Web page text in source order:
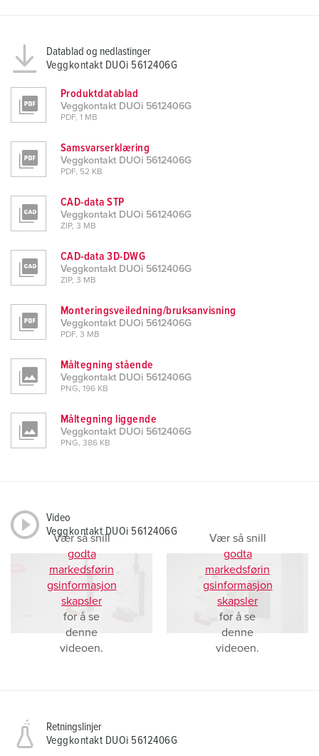
Datablad og nedlastinger
Veggkontakt DUOi 5612406G
Produktdatablad
Veggkontakt DUOi 5612406G
PDF, 1 MB
Samsvarserklæring
Veggkontakt DUOi 5612406G
PDF, 52 KB
CAD-data STP
Veggkontakt DUOi 5612406G
ZIP, 3 MB
CAD-data 3D-DWG
Veggkontakt DUOi 5612406G
ZIP, 3 MB
Monteringsveiledning/bruksanvisning
Veggkontakt DUOi 5612406G
PDF, 3 MB
Måltegning stående
Veggkontakt DUOi 5612406G
PNG, 196 KB
Måltegning liggende
Veggkontakt DUOi 5612406G
PNG, 386 KB
Video
Veggkontakt DUOi 5612406G
Vær så snill
godta
markedsførin
gsinformasjon
skapsler
for å se
denne
videoen.
Vær så snill
godta
markedsførin
gsinformasjon
skapsler
for å se
denne
videoen.
Retningslinjer
Veggkontakt DUOi 5612406G